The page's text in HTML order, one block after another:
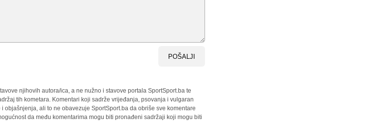
POŠALJI
njihovih autora/ica, a ne nužno i stavove portala SportSport.ba te
tih kometara. Komentari koji sadrže vrijeđanja, psovanja i vulgaran
objašnjenja, ali to ne obavezuje SportSport.ba da obriše sve komentare
da među komentarima mogu biti pronađeni sadržaji koji mogu biti